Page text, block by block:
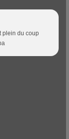
plein du coup